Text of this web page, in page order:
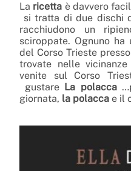
La ricetta è davvero
si tratta di due dischi
racchiudono un
sciroppate. Ognuno
del Corso Trieste presso
trovate nelle
venite sul Corso
gustare La polacca
giornata, la polacca e il